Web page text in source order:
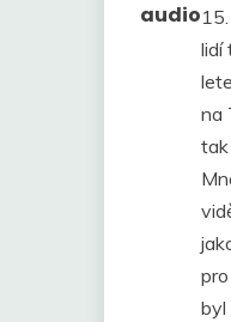
audio
lidí
na
tak
byl